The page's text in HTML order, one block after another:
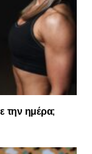
την ημέρα;